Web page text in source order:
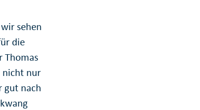
sehen
die
Thomas
nicht nur
gut nach